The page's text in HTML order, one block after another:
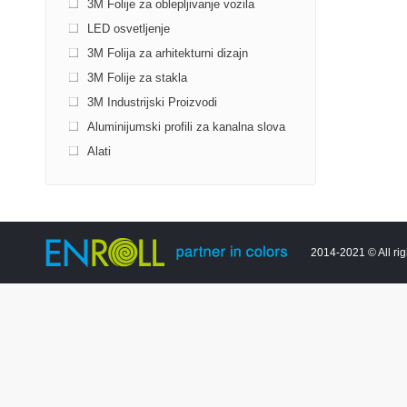
3M Folije za oblepljivanje vozila
LED osvetljenje
3M Folija za arhitekturni dizajn
3M Folije za stakla
3M Industrijski Proizvodi
Aluminijumski profili za kanalna slova
Alati
2014-2021 © All